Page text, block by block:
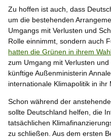
Zu hoffen ist auch, dass
um die bestehenden
Umgangs mit Verlusten und
Rolle einnimmt, sondern auch
hatten die Grünen in ihrem
zum Umgang mit Verlusten
künftige Außenministerin
internationale Klimapolitik in ihr
Schon während der
sollte Deutschland helfen, die
tatsächlichen
zu schließen. Aus dem ersten